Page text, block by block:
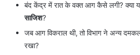
​बंद केंद्र में रात के वक्त आग कैसे लगी? क्या
साजिश?
​जब आग विकराल थी, तो विभाग ने अन्य दमकल
रखा?